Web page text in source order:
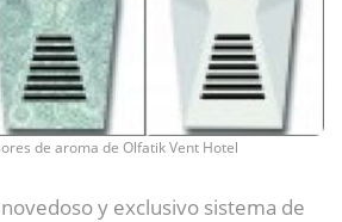
de aroma de Olfatik Vent Hotel
y exclusivo sistema de